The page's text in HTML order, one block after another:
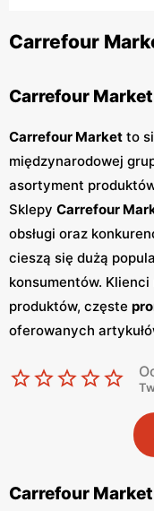
Carrefour
Carrefour
Carrefour Market to
międzynarodowej
asortyment
Sklepy Carrefour
obsługi oraz
cieszą się dużą
konsumentów.
produktów, częste
oferowanych
regularnie wydawane
sezonowe
planować swoje
papierowej w
Carrefour